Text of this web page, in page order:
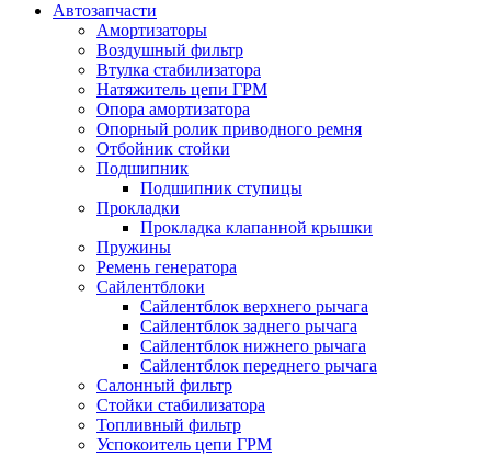
Автозапчасти
Амортизаторы
Воздушный фильтр
Втулка стабилизатора
Натяжитель цепи ГРМ
Опора амортизатора
Опорный ролик приводного ремня
Отбойник стойки
Подшипник
Подшипник ступицы
Прокладки
Прокладка клапанной крышки
Пружины
Ремень генератора
Сайлентблоки
Сайлентблок верхнего рычага
Сайлентблок заднего рычага
Сайлентблок нижнего рычага
Сайлентблок переднего рычага
Салонный фильтр
Стойки стабилизатора
Топливный фильтр
Успокоитель цепи ГРМ